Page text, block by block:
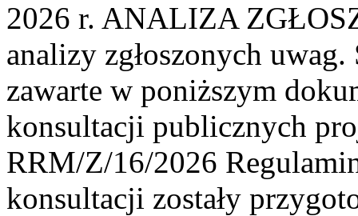
2026 r. ANALIZA
analizy zgłoszonych
zawarte w poniższym
konsultacji publicznych
RRM/Z/16/2026
konsultacji zostały